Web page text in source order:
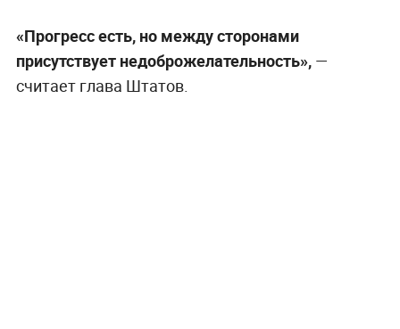
«Прогресс есть, но между сторонами
присутствует недоброжелательность»,—
считает глава Штатов.